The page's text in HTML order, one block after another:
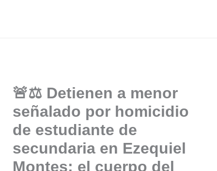
🚨⚖️ Detienen a menor
señalado por homicidio
de estudiante de
secundaria en Ezequiel
Montes; el cuerpo del